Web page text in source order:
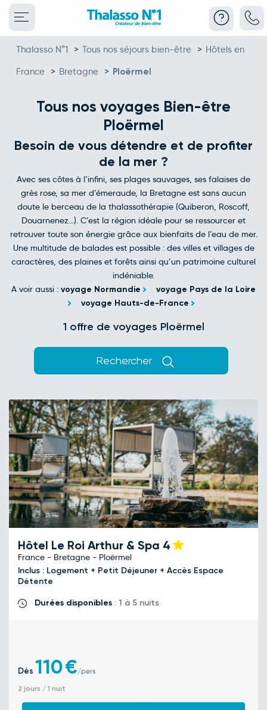
Thalasso N°1 > Tous nos séjours bien-être > Hôtels en
France > Bretagne > Ploërmel
Tous nos voyages Bien-être
Ploërmel
Besoin de vous détendre et de profiter
de la mer ?
Avec ses côtes à l’infini, ses plages sauvages, ses falaises de
grès rose, sa mer d’émeraude, la Bretagne est sans aucun
doute le berceau de la thalassothérapie (Quiberon, Roscoff,
Douarnenez…). C’est la région idéale pour se ressourcer et
retrouver toute son énergie grâce aux bienfaits de l’eau de mer.
Une multitude de balades est possible : des villes et villages de
caractères, des plaines et forêts ainsi qu’un patrimoine culturel
indéniable.
A voir aussi :voyage Normandie
voyage Pays de la Loire
voyage Hauts-de-France
1 offre de voyages Ploërmel
Rechercher
Hôtel Le Roi Arthur & Spa 4
France - Bretagne - Ploërmel
Inclus : Logement + Petit Déjeuner + Accès Espace
Détente
Durées disponibles : 1 à 5 nuits
Dès 110€/pers
2 jours / 1 nuit